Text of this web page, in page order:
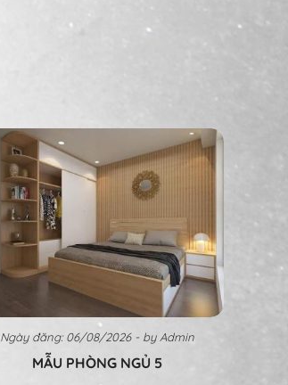
Ngày đăng: 06/08/2026 - by Admin
MẪU PHÒNG NGỦ 5